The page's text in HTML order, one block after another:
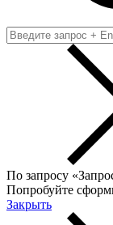
По запросу «
Попробуйте
Закрыть